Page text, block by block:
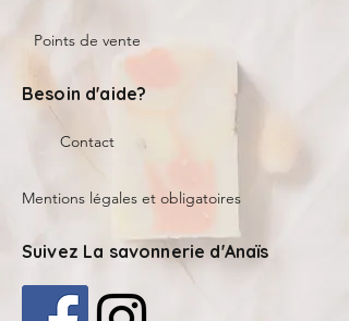
Points de vente
Besoin d'aide?
Contact
Mentions légales et obligatoires
Suivez La savonnerie d'Anaïs